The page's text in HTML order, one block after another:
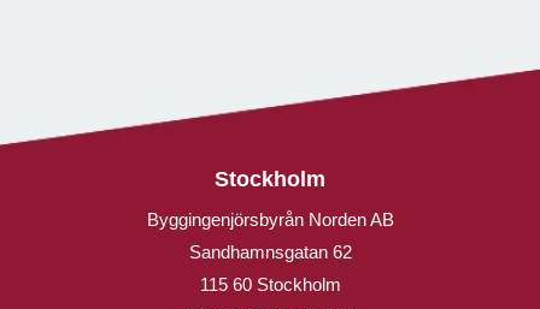
Stockholm
Byggingenjörsbyrån Norden AB
Sandhamnsgatan 62
115 60 Stockholm